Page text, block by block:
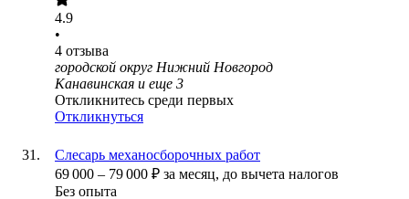
4.9
•
4 отзыва
городской округ Нижний Новгород
Канавинская и еще 3
Откликнитесь среди первых
Откликнуться
Слесарь механосборочных работ
69 000 – 79 000 ₽ за месяц, до вычета налогов
Без опыта